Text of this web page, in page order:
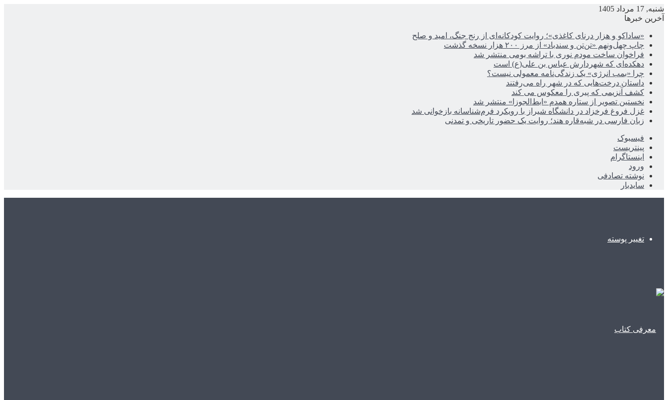
شنبه, 17 مرداد 1405
آخرین خبرها
«ساداکو و هزار درنای کاغذی»؛ روایت کودکانه‌ای از رنج جنگ، امید و صلح
چاپ چهل‌ونهم «تن‌تن و سندباد» از مرز ۲۰۰ هزار نسخه گذشت
فراخوان ساخت مودم نوری با تراشه بومی منتشر شد
دهکده‌ای که شهردارش عباس بن علی(ع) است
چرا «بمب انرژی» یک زندگی‌نامه معمولی نیست؟
داستان درخت‌هایی که در شهر راه می‌رفتند
کشف آنزیمی که پیری را معکوس می کند
نخستین تصویر از ستاره همدم «ابط‌الجوزا» منتشر شد
غزل فروغ فرخزاد در دانشگاه شیراز با رویکرد فرم‌شناسانه بازخوانی شد
زبان فارسی در شبه‌قاره هند؛ روایت یک حضور تاریخی و تمدنی
فیسبوک
پینتریست
اینستاگرام
ورود
نوشته تصادفی
سایدبار
تغییر پوسته